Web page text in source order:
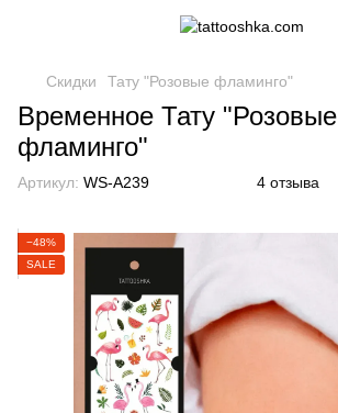
Скидки Тату "Розовые фламинго"
Временное Тату "Розовые
фламинго"
Артикул: WS-A239 4 отзыва
−48%
SALE